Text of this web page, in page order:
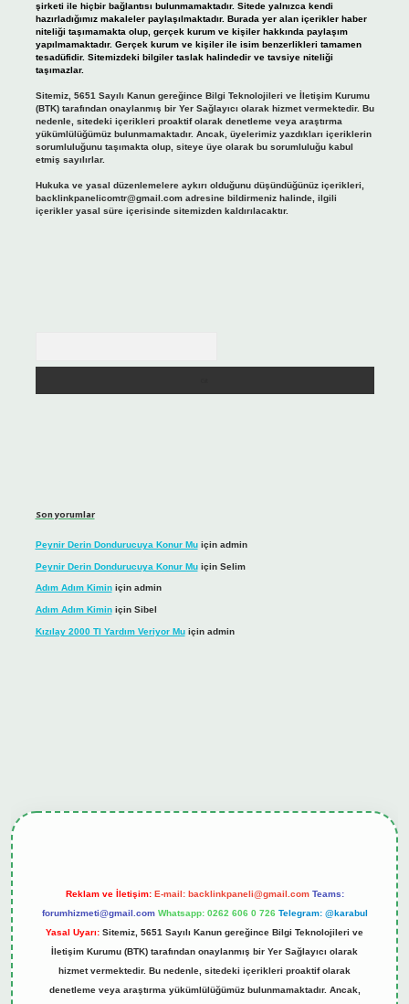
şirketi ile hiçbir bağlantısı bulunmamaktadır. Sitede yalnızca kendi
hazırladığımız makaleler paylaşılmaktadır. Burada yer alan içerikler haber
niteliği taşımamakta olup, gerçek kurum ve kişiler hakkında paylaşım
yapılmamaktadır. Gerçek kurum ve kişiler ile isim benzerlikleri tamamen
tesadüfidir. Sitemizdeki bilgiler taslak halindedir ve tavsiye niteliği
taşımazlar.
Sitemiz, 5651 Sayılı Kanun gereğince Bilgi Teknolojileri ve İletişim Kurumu
(BTK) tarafından onaylanmış bir Yer Sağlayıcı olarak hizmet vermektedir. Bu
nedenle, sitedeki içerikleri proaktif olarak denetleme veya araştırma
yükümlülüğümüz bulunmamaktadır. Ancak, üyelerimiz yazdıkları içeriklerin
sorumluluğunu taşımakta olup, siteye üye olarak bu sorumluluğu kabul
etmiş sayılırlar.
Hukuka ve yasal düzenlemelere aykırı olduğunu düşündüğünüz içerikleri,
backlinkpanelicomtr@gmail.comadresine bildirmeniz halinde, ilgili
içerikler yasal süre içerisinde sitemizden kaldırılacaktır.
Son yorumlar
Peynir Derin Dondurucuya Konur Muiçin admin
Peynir Derin Dondurucuya Konur Muiçin Selim
Adım Adım Kiminiçin admin
Adım Adım Kiminiçin Sibel
Kızılay 2000 Tl Yardım Veriyor Muiçin admin
Reklam ve İletişim: E-mail: backlinkpaneli@gmail.com Teams:
forumhizmeti@gmail.com Whatsapp: 0262 606 0 726 Telegram: @karabul
Yasal Uyarı: Sitemiz, 5651 Sayılı Kanun gereğince Bilgi Teknolojileri ve
İletişim Kurumu (BTK) tarafından onaylanmış bir Yer Sağlayıcı olarak
hizmet vermektedir. Bu nedenle, sitedeki içerikleri proaktif olarak
denetleme veya araştırma yükümlülüğümüz bulunmamaktadır. Ancak,